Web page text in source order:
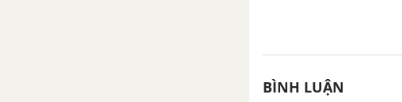
BÌNH LUẬN